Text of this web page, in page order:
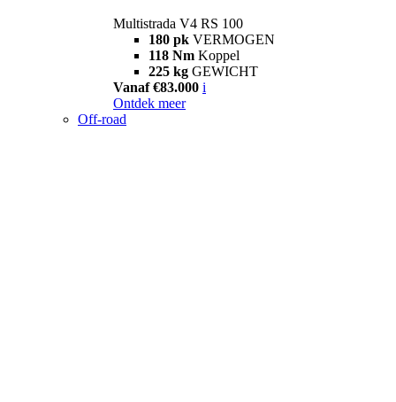
Multistrada V4 RS 100
180 pk VERMOGEN
118 Nm Koppel
225 kg GEWICHT
Vanaf €83.000 i
Ontdek meer
Off-road